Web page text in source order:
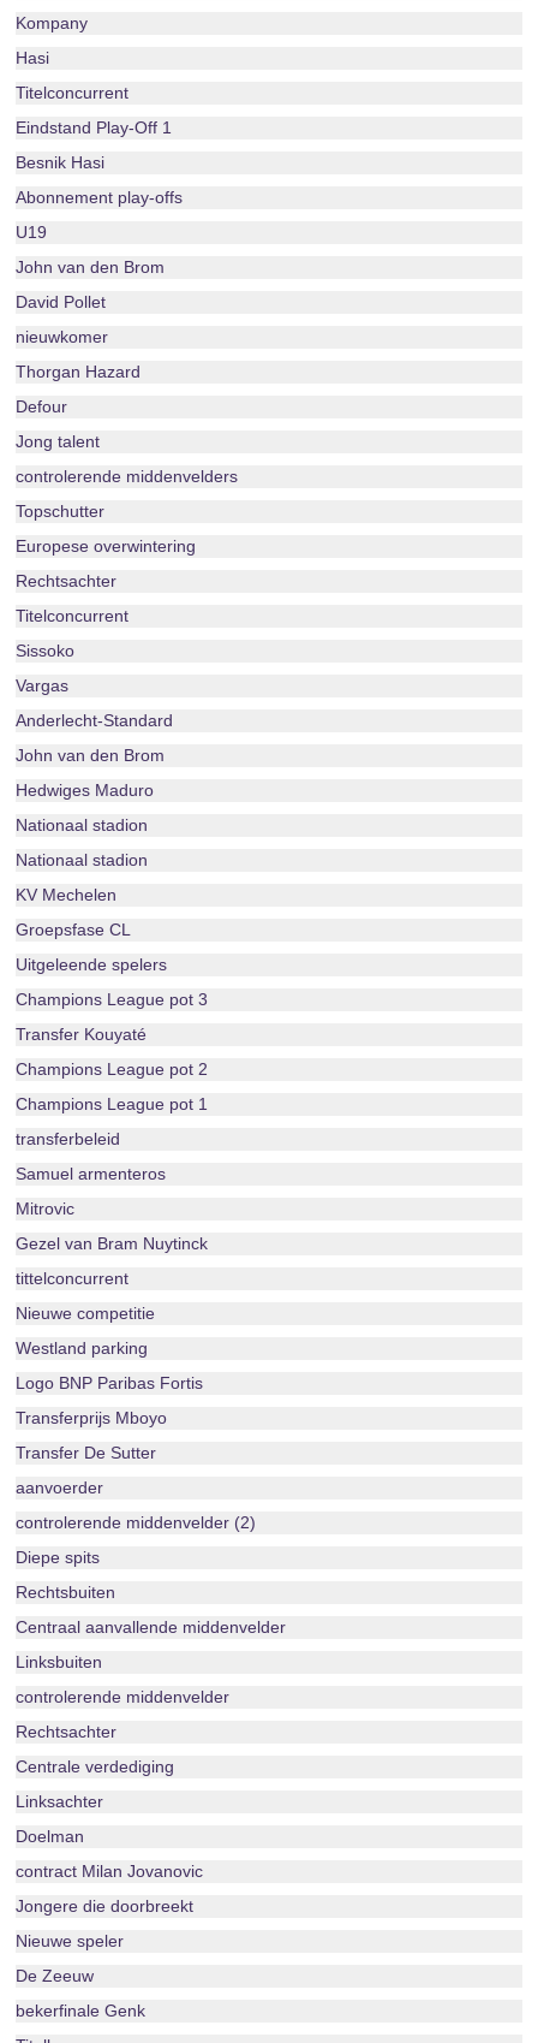
Kompany
Hasi
Titelconcurrent
Eindstand Play-Off 1
Besnik Hasi
Abonnement play-offs
U19
John van den Brom
David Pollet
nieuwkomer
Thorgan Hazard
Defour
Jong talent
controlerende middenvelders
Topschutter
Europese overwintering
Rechtsachter
Titelconcurrent
Sissoko
Vargas
Anderlecht-Standard
John van den Brom
Hedwiges Maduro
Nationaal stadion
Nationaal stadion
KV Mechelen
Groepsfase CL
Uitgeleende spelers
Champions League pot 3
Transfer Kouyaté
Champions League pot 2
Champions League pot 1
transferbeleid
Samuel armenteros
Mitrovic
Gezel van Bram Nuytinck
tittelconcurrent
Nieuwe competitie
Westland parking
Logo BNP Paribas Fortis
Transferprijs Mboyo
Transfer De Sutter
aanvoerder
controlerende middenvelder (2)
Diepe spits
Rechtsbuiten
Centraal aanvallende middenvelder
Linksbuiten
controlerende middenvelder
Rechtsachter
Centrale verdediging
Linksachter
Doelman
contract Milan Jovanovic
Jongere die doorbreekt
Nieuwe speler
De Zeeuw
bekerfinale Genk